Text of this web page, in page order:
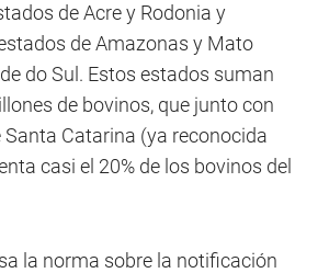
de Acre y Rodonia y
de Amazonas y Mato
do Sul. Estos estados suman
de bovinos, que junto con
Santa Catarina (ya reconocida
casi el 20% de los bovinos del
la norma sobre la notificación